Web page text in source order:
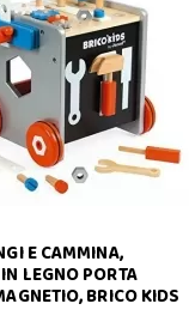
E CAMMINA,
LEGNO PORTA
BRICO KIDS